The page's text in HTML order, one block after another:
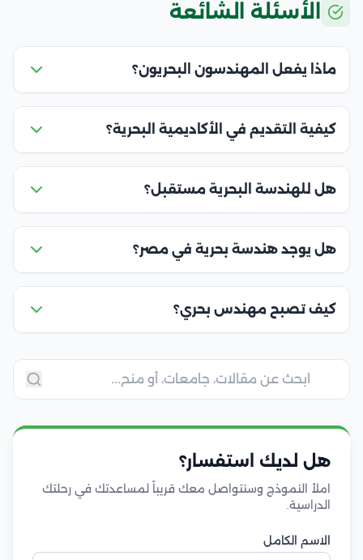
الأسئلة الشائعة
ماذا يفعل المهندسون البحريون؟
كيفية التقديم في الأكاديمية البحرية؟
هل للهندسة البحرية مستقبل؟
هل يوجد هندسة بحرية في مصر؟
كيف تصبح مهندس بحري؟
هل لديك استفسار؟
املأ النموذج وسنتواصل معك قريباً لمساعدتك في رحلتك
الدراسية.
الاسم الكامل